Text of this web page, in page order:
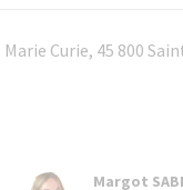
Curie, 45 800
Margot